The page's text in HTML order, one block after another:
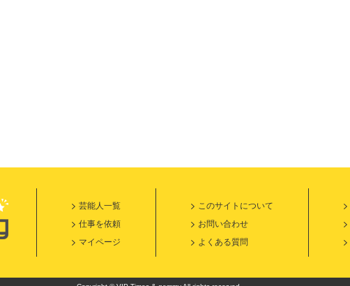
芸能人一覧
仕事を依頼
マイページ
このサイトについて
お問い合わせ
よくある質問